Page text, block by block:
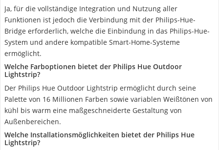
Ja, für die vollständige Integration und Nutzung aller
Funktionen ist jedoch die Verbindung mit der Philips-Hue-
Bridge erforderlich, welche die Einbindung in das Philips-Hue-
System und andere kompatible Smart-Home-Systeme
ermöglicht.
Welche Farboptionen bietet der Philips Hue Outdoor
Lightstrip?
Der Philips Hue Outdoor Lightstrip ermöglicht durch seine
Palette von 16 Millionen Farben sowie variablen Weißtönen von
kühl bis warm eine maßgeschneiderte Gestaltung von
Außenbereichen.
Welche Installationsmöglichkeiten bietet der Philips Hue
Lightstrip?